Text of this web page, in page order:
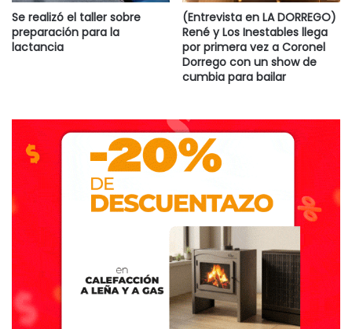
Se realizó el taller sobre
preparación para la
lactancia
(Entrevista en LA DORREGO)
René y Los Inestables llega
por primera vez a Coronel
Dorrego con un show de
cumbia para bailar